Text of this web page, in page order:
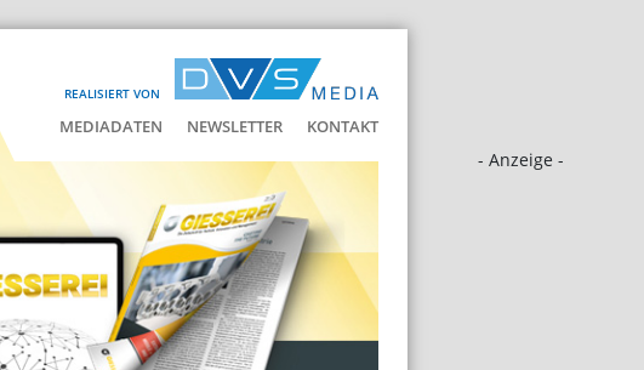
REALISIERT VON
MEDIADATEN NEWSLETTER KONTAKT
- Anzeige -